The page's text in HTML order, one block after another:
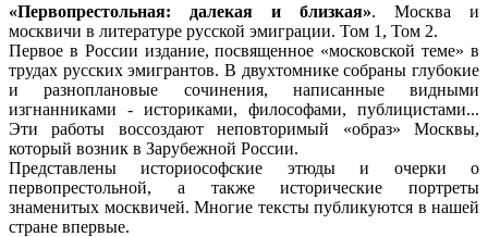
«Первопрестольная: далекая и близкая». Москва и
москвичи в литературе русской эмиграции. Том 1, Том 2.
Первое в России издание, посвященное «московской теме» в
трудах русских эмигрантов. В двухтомнике собраны глубокие
и разноплановые сочинения, написанные видными
изгнанниками - историками, философами, публицистами...
Эти работы воссоздают неповторимый «образ» Москвы,
который возник в Зарубежной России.
Представлены историософские этюды и очерки о
первопрестольной, а также исторические портреты
знаменитых москвичей. Многие тексты публикуются в нашей
стране впервые.